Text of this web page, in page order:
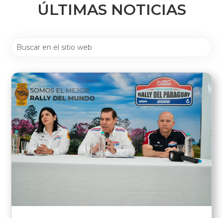
ÚLTIMAS NOTICIAS